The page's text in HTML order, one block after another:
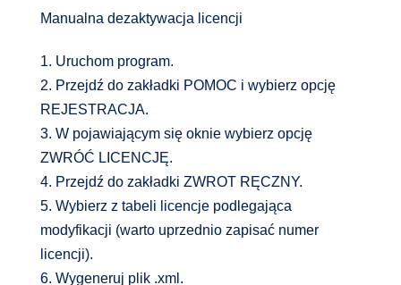
Manualna dezaktywacja licencji
1. Uruchom program.
2. Przejdź do zakładki POMOC i wybierz opcję
REJESTRACJA.
3. W pojawiającym się oknie wybierz opcję
ZWRÓĆ LICENCJĘ.
4. Przejdź do zakładki ZWROT RĘCZNY.
5. Wybierz z tabeli licencje podlegająca
modyfikacji (warto uprzednio zapisać numer
licencji).
6. Wygeneruj plik .xml.